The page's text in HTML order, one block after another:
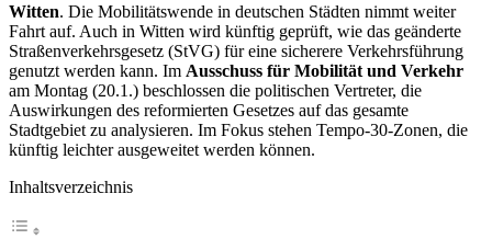
Witten. Die Mobilitätswende in deutschen Städten nimmt weiter
Fahrt auf. Auch in Witten wird künftig geprüft, wie das geänderte
Straßenverkehrsgesetz (StVG) für eine sicherere Verkehrsführung
genutzt werden kann. Im Ausschuss für Mobilität und Verkehr
am Montag (20.1.) beschlossen die politischen Vertreter, die
Auswirkungen des reformierten Gesetzes auf das gesamte
Stadtgebiet zu analysieren. Im Fokus stehen Tempo-30-Zonen, die
künftig leichter ausgeweitet werden können.
Inhaltsverzeichnis